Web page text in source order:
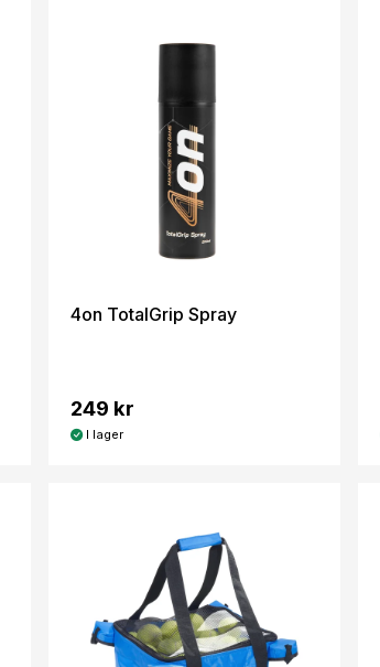
4on TotalGrip Spray
249 kr
I lager